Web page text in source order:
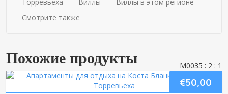
Смотрите также
Похожие продукты M0035 : 2 : 1
€50,00